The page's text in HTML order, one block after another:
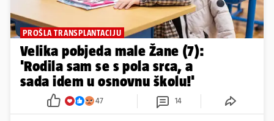
PROŠLA TRANSPLANTACIJU
Velika pobjeda male Žane (7):
'Rodila sam se s pola srca, a
sada idem u osnovnu školu!'
47 14